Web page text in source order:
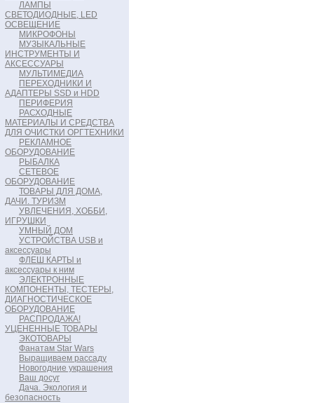
ЛАМПЫ
СВЕТОДИОДНЫЕ, LED
ОСВЕЩЕНИЕ
МИКРОФОНЫ
МУЗЫКАЛЬНЫЕ
ИНСТРУМЕНТЫ И
АКСЕССУАРЫ
МУЛЬТИМЕДИА
ПЕРЕХОДНИКИ И
АДАПТЕРЫ SSD и HDD
ПЕРИФЕРИЯ
РАСХОДНЫЕ
МАТЕРИАЛЫ И СРЕДСТВА
ДЛЯ ОЧИСТКИ ОРГТЕХНИКИ
РЕКЛАМНОЕ
ОБОРУДОВАНИЕ
РЫБАЛКА
СЕТЕВОЕ
ОБОРУДОВАНИЕ
ТОВАРЫ ДЛЯ ДОМА,
ДАЧИ. ТУРИЗМ
УВЛЕЧЕНИЯ, ХОББИ,
ИГРУШКИ
УМНЫЙ ДОМ
УСТРОЙСТВА USB и
аксессуары
ФЛЕШ КАРТЫ и
аксессуары к ним
ЭЛЕКТРОННЫЕ
КОМПОНЕНТЫ, ТЕСТЕРЫ,
ДИАГНОСТИЧЕСКОЕ
ОБОРУДОВАНИЕ
РАСПРОДАЖА!
УЦЕНЕННЫЕ ТОВАРЫ
ЭКОТОВАРЫ
Фанатам Star Wars
Выращиваем рассаду
Новогодние украшения
Ваш досуг
Дача. Экология и
безопасность